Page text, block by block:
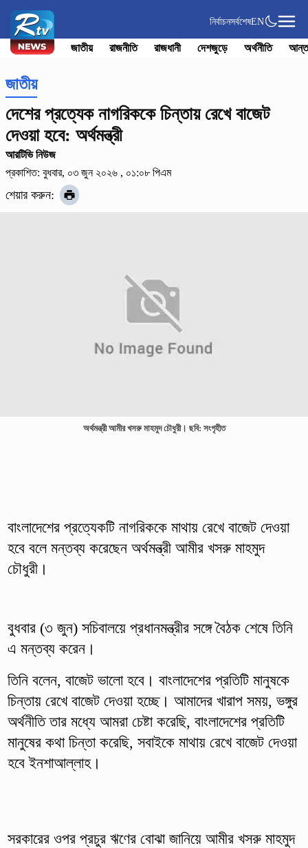
নির্বাচনসর্বশেষEN
জাতীয় রাজনীতি রাজধানী দেশজুড়ে অর্থনীতি
জাতীয়
দেশের প্রত্যেক নাগরিককে চিন্তায় রেখে বাজেট
দেওয়া হবে: অর্থমন্ত্রী
আরটিভি নিউজ
প্রকাশিত: বুধবার, ০৩ জুন ২০২৬ , ০১:০৮ পিএম
শেয়ার করুন:
অর্থমন্ত্রী আমীর খসরু মাহমুদ চৌধুরী। ছবি: সংগৃহীত
বাংলাদেশের প্রত্যেকটি নাগরিককে মাথায় রেখে বাজেট দেওয়া
হবে বলে মন্তব্য করেছেন অর্থমন্ত্রী আমীর খসরু মাহমুদ
চৌধুরী।
বুধবার (৩ জুন) সচিবালয়ে প্রধানমন্ত্রীর সঙ্গে বৈঠক শেষে তিনি
এ মন্তব্য করেন।
তিনি বলেন, বাজেট ভালো হবে। বাংলাদেশের প্রতিটি মানুষকে
চিন্তায় রেখে বাজেট দেওয়া হচ্ছে। আমাদের খারাপ সময়, ভঙ্গুর
অর্থনীতি তার মধ্যে আমরা চেষ্টা করেছি, বাংলাদেশের প্রতিটি
মানুষের কথা চিন্তা করেছি, সবাইকে মাথায় রেখে বাজেট দেওয়া
হবে ইনশাআল্লাহ।
সরকারের ওপর প্রচুর ঋণের বোঝা জানিয়ে আমীর খসরু মাহমুদ